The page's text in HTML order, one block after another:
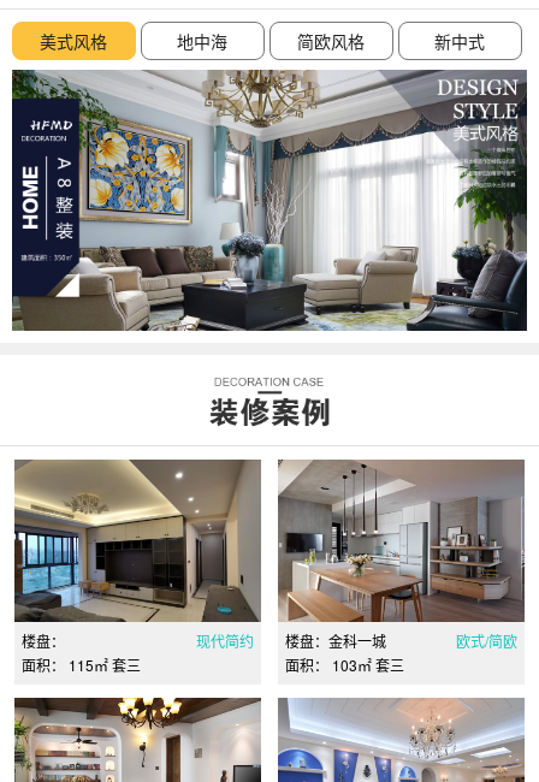
美式风格 地中海 简欧风格 新中式
楼盘：
现代简约
面积： 115㎡ 套三
楼盘：金科一城
欧式/简欧
面积： 103㎡ 套三